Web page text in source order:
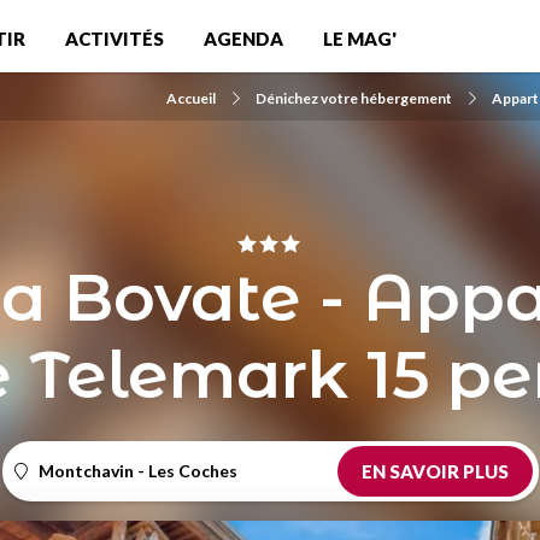
ACTIVITÉS AGENDA LE MAG'
Accueil Dénichez votre hébergement
Bovate -
Telemark 15
Montchavin - Les Coches EN SAVOIR PLUS